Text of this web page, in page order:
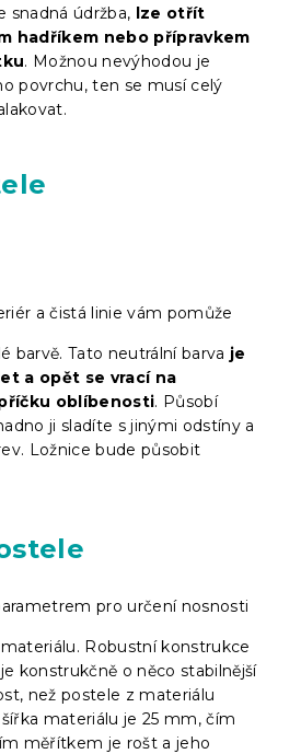
snadná údržba, lze otřít
hadříkem nebo přípravkem
. Možnou nevýhodou je
povrchu, ten se musí celý
a čistá linie vám pomůže
barvě. Tato neutrální barva je
a opět se vrací na
oblíbenosti. Působí
ji sladíte s jinými odstíny a
Ložnice bude působit
pro určení nosnosti
Robustní konstrukce
je konstrukčně o něco stabilnější
než postele z materiálu
materiálu je 25 mm, čím
měřítkem je rošt a jeho